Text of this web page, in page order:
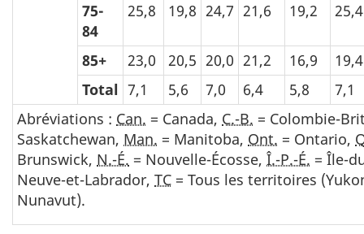
75-
84
25,8 19,8 24,7 21,6 19,2 25,4
85+ 23,0 20,5 20,0 21,2 16,9
19,4
Total 7,1 5,6 7,0 6,4 5,8
7,1
Abréviations : Can. = Canada, C.-B. = Colombie-
Saskatchewan, Man. = Manitoba, Ont. = Ontario,
Brunswick, N.-É. = Nouvelle-Écosse, Î.-P.-É. = Île-
Neuve-et-Labrador, TC = Tous les territoires
Nunavut).